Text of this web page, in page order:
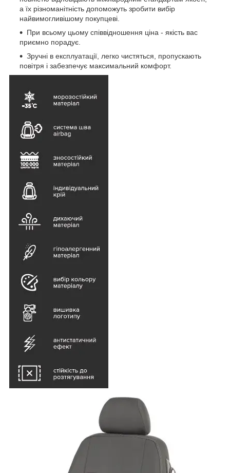
а їх різноманітність допоможуть зробити вибір
найвимогливішому покупцеві.
При всьому цьому співвідношення ціна - якість вас
приємно порадує.
Зручні в експлуатації, легко чистяться, пропускають
повітря і забезпечує максимальний комфорт.